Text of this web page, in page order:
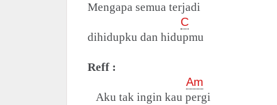
Mengapa semua terjadi
C
dihidupku dan hidupmu
Reff :
Am
Aku tak ingin kau pergi